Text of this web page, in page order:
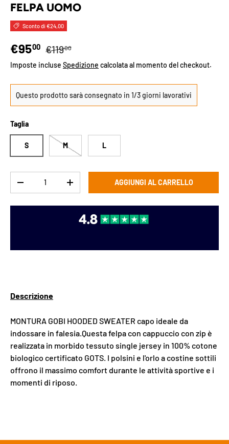
FELPA UOMO
Sconto di €24,00
Prezzo di vendita
€9500 Prezzo normale
€11900
Imposte incluse Spedizione calcolata al momento del checkout.
Questo prodotto sarà consegnato in 1/3 giorni lavorativi
Taglia
S M L
DIMINUIRE LA QUANTITÀAUMENTA LA QUANTITÀAGGIUNGI AL CARRELLO
Descrizione
MONTURA GOBI HOODED SWEATER capo ideale da
indossare in falesia.Questa felpa con cappuccio con zip è
realizzata in morbido tessuto single jersey in 100% cotone
biologico certificato GOTS. I polsini e l'orlo a costine sottili
offrono il massimo comfort durante le attività sportive e i
momenti di riposo.